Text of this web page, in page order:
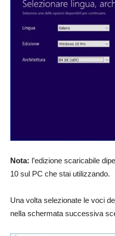
Nota: l’edizione scaricabile
10 sul PC che stai utilizzando.
Una volta selezionate le voci
nella schermata successiva